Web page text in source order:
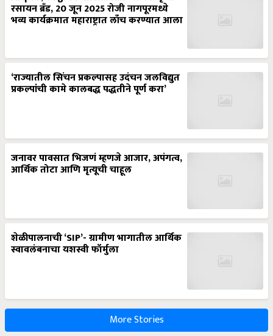
रसायन ब्रँड, 20 जून 2025 रोजी नागपूरमध्ये
भव्य कार्यक्रमात महाराष्ट्रात लाँच करण्यात आला
‘राज्यातील सिंचन प्रकल्पासह उदंचन जलविद्युत
प्रकल्पांची कामे कालबद्ध पद्धतीने पूर्ण करा’
जनावर पावसात भिजणं म्हणजे आजार, अपंगत्व,
आर्थिक तोटा आणि मृत्यूची चाहूल
शेळीपालनाची ‘SIP’- ग्रामीण भागातील आर्थिक
स्वावलंबनाचा यशस्वी फॉर्मुला
More Stories